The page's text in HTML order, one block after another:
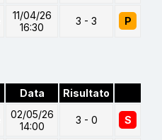
11/04/26
16:30
3 - 3 P
Data
Risultato
02/05/26
14:00
3 - 0 S